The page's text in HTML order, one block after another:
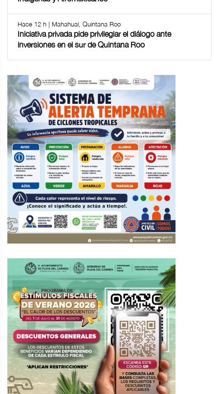
Hace 12 h | Mahahual, Quintana Roo
Iniciativa privada pide privilegiar el diálogo ante
inversiones en el sur de Quintana Roo